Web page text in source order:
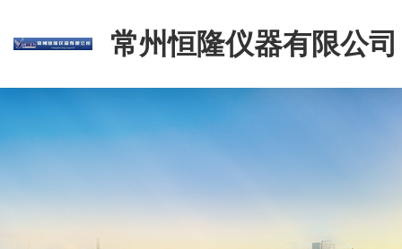
常州恒隆仪器有限公司